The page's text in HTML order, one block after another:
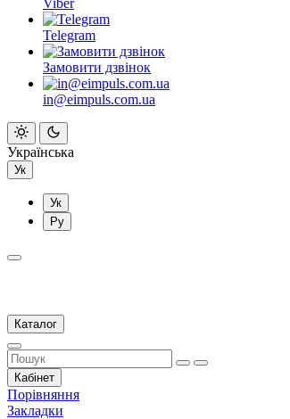
Viber
Telegram
Замовити дзвінок
in@eimpuls.com.ua
Українська
Ук
Ук
Ру
Каталог
Кабінет
Порівняння
Закладки